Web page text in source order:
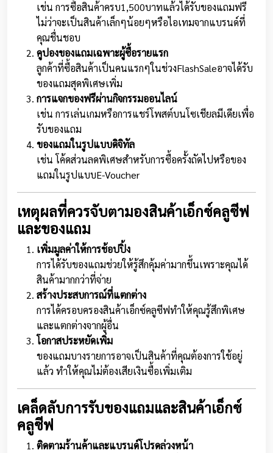
เช่น การซื้อสินค้าครบ1,500บาทแล้วได้รับของแถมฟรี
ไม่ว่าจะเป็นสินค้าเล็กๆน้อยๆหรือไอเทมจากแบรนด์ที่
คุณชื่นชอบ
คูปองของแถมเฉพาะผู้ซื้อรายแรก
ลูกค้าที่ซื้อสินค้าเป็นคนแรกๆในช่วงFlashSaleอาจได้รับ
ของแถมสุดพิเศษเพิ่ม
การแจกของฟรีผ่านกิจกรรมออนไลน์
เช่น การเล่นเกมหรือการแชร์โพสต์บนโซเชียลมีเดียเพื่อ
รับของแถม
ของแถมในรูปแบบดิจิทัล
เช่น โค้ดส่วนลดพิเศษสำหรับการซื้อครั้งถัดไปหรือของ
แถมในรูปแบบE-Voucher
เหตุผลที่ควรจับตามองสินค้าเอ็กซ์คลูซีฟ
และของแถม
เพิ่มมูลค่าให้การช้อปปิ้ง
การได้รับของแถมช่วยให้รู้สึกคุ้มค่ามากขึ้นเพราะคุณได้
สินค้ามากกว่าที่จ่าย
สร้างประสบการณ์ที่แตกต่าง
การได้ครอบครองสินค้าเอ็กซ์คลูซีฟทำให้คุณรู้สึกพิเศษ
และแตกต่างจากผู้อื่น
โอกาสประหยัดเพิ่ม
ของแถมบางรายการอาจเป็นสินค้าที่คุณต้องการใช้อยู่
แล้ว ทำให้คุณไม่ต้องเสียเงินซื้อเพิ่มเติม
เคล็ดลับการรับของแถมและสินค้าเอ็กซ์
คลูซีฟ
ติดตามร้านค้าและแบรนด์โปรดล่วงหน้า